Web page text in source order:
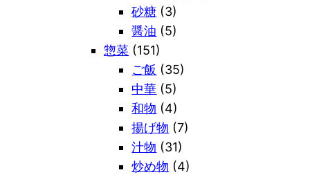
砂糖 (3)
醤油 (5)
惣菜 (151)
ご飯 (35)
中華 (5)
和物 (4)
揚げ物 (7)
汁物 (31)
炒め物 (4)